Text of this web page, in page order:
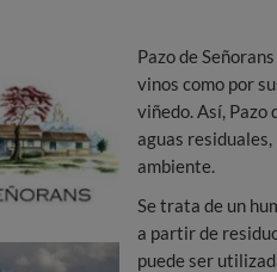
Pazo de
vinos como por
viñedo. Así, Pazo
aguas
ambiente.
Se trata de un
a partir de
puede ser